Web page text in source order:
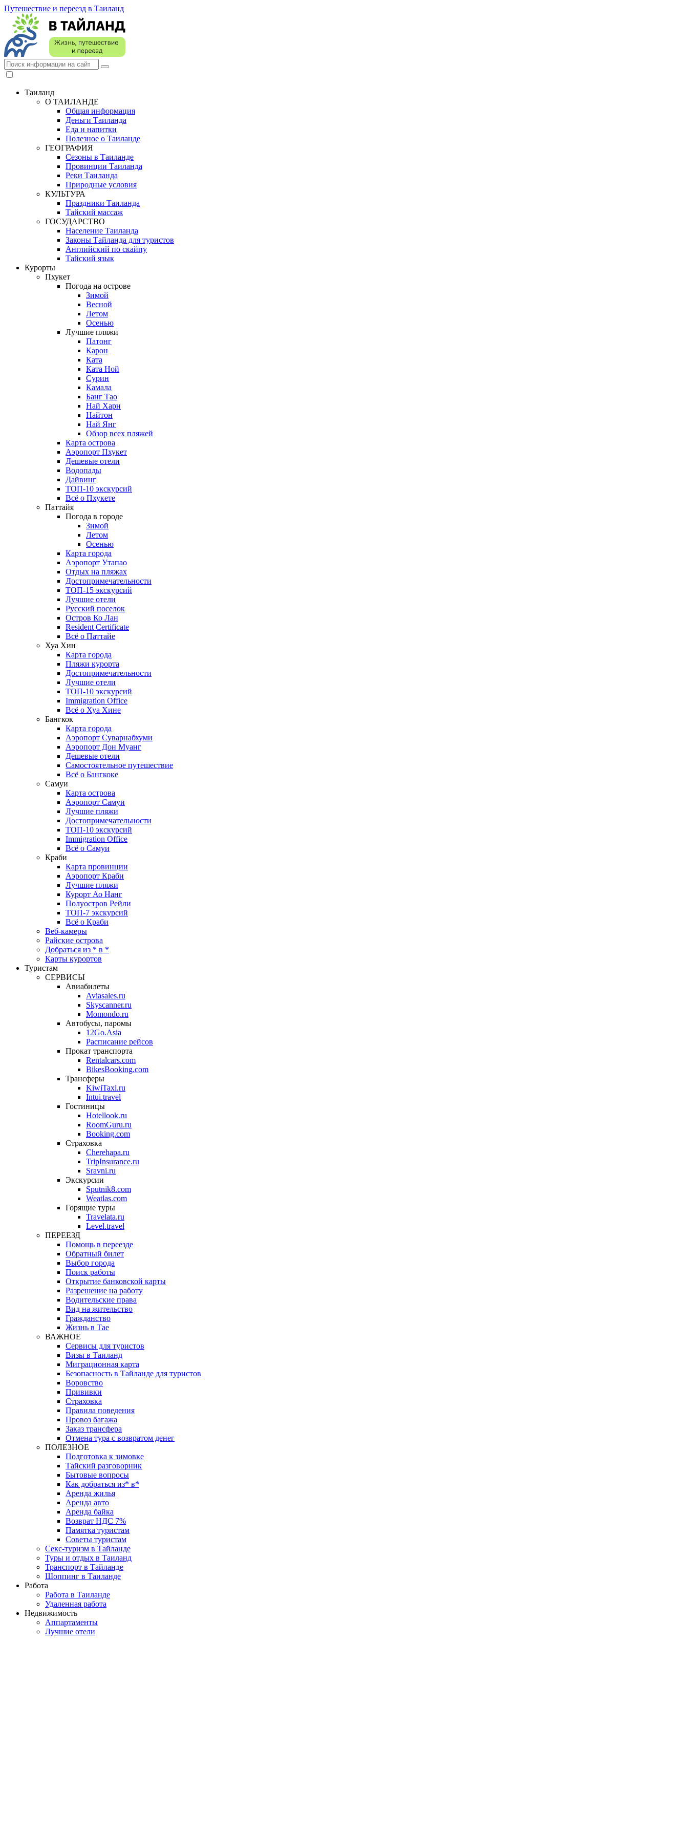
Путешествие и переезд в Таиланд
Таиланд
О ТАИЛАНДЕ
Общая информация
Деньги Таиланда
Еда и напитки
Полезное о Таиланде
ГЕОГРАФИЯ
Сезоны в Таиланде
Провинции Таиланда
Реки Таиланда
Природные условия
КУЛЬТУРА
Праздники Таиланда
Тайский массаж
ГОСУДАРСТВО
Население Таиланда
Законы Тайланда для туристов
Английский по скайпу
Тайский язык
Курорты
Пхукет
Погода на острове
Зимой
Весной
Летом
Осенью
Лучшие пляжи
Патонг
Карон
Ката
Ката Ной
Сурин
Камала
Банг Тао
Най Харн
Найтон
Най Янг
Обзор всех пляжей
Карта острова
Аэропорт Пхукет
Дешевые отели
Водопады
Дайвинг
ТОП-10 экскурсий
Всё о Пхукете
Паттайя
Погода в городе
Зимой
Летом
Осенью
Карта города
Аэропорт Утапао
Отдых на пляжах
Достопримечательности
ТОП-15 экскурсий
Лучшие отели
Русский поселок
Остров Ко Лан
Resident Certificate
Всё о Паттайе
Хуа Хин
Карта города
Пляжи курорта
Достопримечательности
Лучшие отели
ТОП-10 экскурсий
Immigration Office
Всё о Хуа Хине
Бангкок
Карта города
Аэропорт Суварнабхуми
Аэропорт Дон Муанг
Дешевые отели
Самостоятельное путешествие
Всё о Бангкоке
Самуи
Карта острова
Аэропорт Самуи
Лучшие пляжи
Достопримечательности
ТОП-10 экскурсий
Immigration Office
Всё о Самуи
Краби
Карта провинции
Аэропорт Краби
Лучшие пляжи
Курорт Ао Нанг
Полуостров Рейли
ТОП-7 экскурсий
Всё о Краби
Веб-камеры
Райские острова
Добраться из * в *
Карты курортов
Туристам
СЕРВИСЫ
Авиабилеты
Aviasales.ru
Skyscanner.ru
Momondo.ru
Автобусы, паромы
12Go.Asia
Расписание рейсов
Прокат транспорта
Rentalcars.com
BikesBooking.com
Трансферы
KiwiTaxi.ru
Intui.travel
Гостиницы
Hotellook.ru
RoomGuru.ru
Booking.com
Страховка
Cherehapa.ru
TripInsurance.ru
Sravni.ru
Экскурсии
Sputnik8.com
Weatlas.com
Горящие туры
Travelata.ru
Level.travel
ПЕРЕЕЗД
Помощь в переезде
Обратный билет
Выбор города
Поиск работы
Открытие банковской карты
Разрешение на работу
Водительские права
Вид на жительство
Гражданство
Жизнь в Тае
ВАЖНОЕ
Сервисы для туристов
Визы в Таиланд
Миграционная карта
Безопасность в Тайланде для туристов
Воровство
Прививки
Страховка
Правила поведения
Провоз багажа
Заказ трансфера
Отмена тура с возвратом денег
ПОЛЕЗНОЕ
Подготовка к зимовке
Тайский разговорник
Бытовые вопросы
Как добраться из* в*
Аренда жилья
Аренда авто
Аренда байка
Возврат НДС 7%
Памятка туристам
Советы туристам
Секс-туризм в Тайланде
Туры и отдых в Таиланд
Транспорт в Тайланде
Шоппинг в Таиланде
Работа
Работа в Таиланде
Удаленная работа
Недвижимость
Аппартаменты
Лучшие отели